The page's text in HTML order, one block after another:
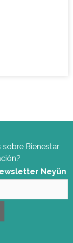
sobre Bienestar
Neyün